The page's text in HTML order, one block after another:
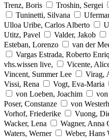
Trenz, Boris
Troshin, Sergei
Tuninetti, Silvana
Ulloa Uribe, Carlos Alberto
Utitz, Pavel
Valder, Jakob
Esteban, Lorenzo
van der
Vargas Estrada, Roberto
vhs.wissen live,
Vicente,
Vincent, Summer Lee
Virag,
Vissi, Rena
Vogt, Eva-Maria
von Loeben, Joachim
Poser, Constanze
von
Vorhof, Friederike
Vuong,
Wacker, Lena
Wagner, Anna
Waters, Werner
Weber, Hans